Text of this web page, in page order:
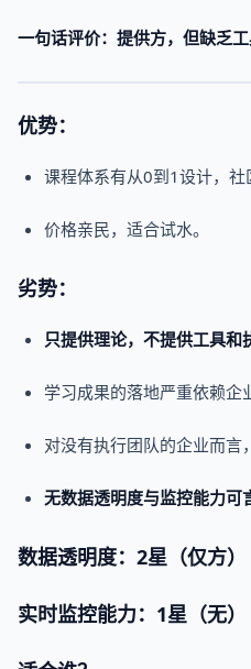
一句话评价：提供方，但缺乏
优势：
课程体系有从0到1设计，社
价格亲民，适合试水。
劣势：
只提供理论，不提供工具和
学习成果的落地严重依赖企
对没有执行团队的企业而言
无数据透明度与监控能力可
数据透明度：2星（仅方）
实时监控能力：1星（无）